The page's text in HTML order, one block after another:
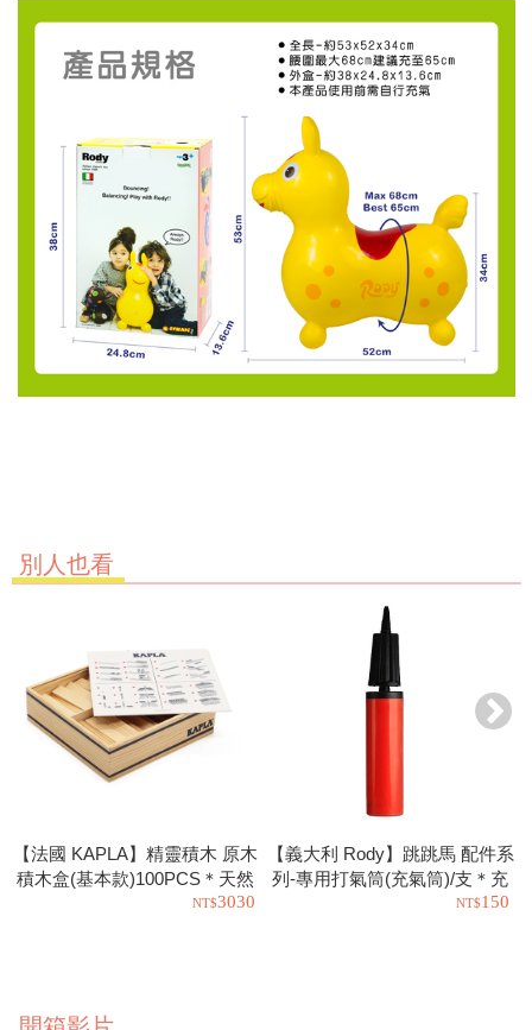
別人也看
【法國 KAPLA】精靈積木 原木
積木盒(基本款)100PCS＊天然
松木益智操作幼教積木3030
【義大利 Rody】跳跳馬 配件系
列-專用打氣筒(充氣筒)/支＊充
氣工具.充氣球.玩具也可以使用
150